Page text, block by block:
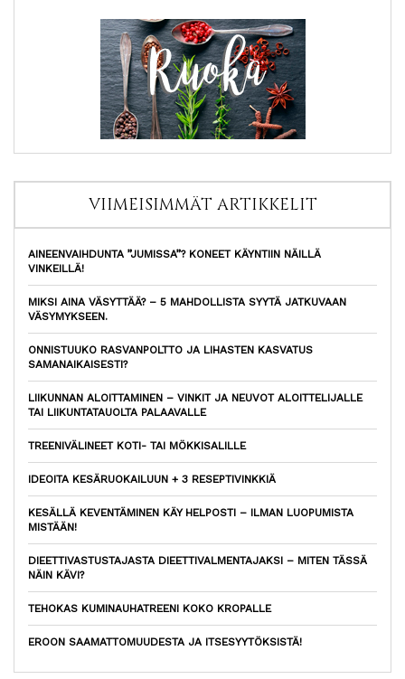
VIIMEISIMMÄT ARTIKKELIT
AINEENVAIHDUNTA ”JUMISSA”? KONEET KÄYNTIIN NÄILLÄ
VINKEILLÄ!
MIKSI AINA VÄSYTTÄÄ? – 5 MAHDOLLISTA SYYTÄ JATKUVAAN
VÄSYMYKSEEN.
ONNISTUUKO RASVANPOLTTO JA LIHASTEN KASVATUS
SAMANAIKAISESTI?
LIIKUNNAN ALOITTAMINEN – VINKIT JA NEUVOT ALOITTELIJALLE
TAI LIIKUNTATAUOLTA PALAAVALLE
TREENIVÄLINEET KOTI- TAI MÖKKISALILLE
IDEOITA KESÄRUOKAILUUN + 3 RESEPTIVINKKIÄ
KESÄLLÄ KEVENTÄMINEN KÄY HELPOSTI – ILMAN LUOPUMISTA
MISTÄÄN!
DIEETTIVASTUSTAJASTA DIEETTIVALMENTAJAKSI – MITEN TÄSSÄ
NÄIN KÄVI?
TEHOKAS KUMINAUHATREENI KOKO KROPALLE
EROON SAAMATTOMUUDESTA JA ITSESYYTÖKSISTÄ!